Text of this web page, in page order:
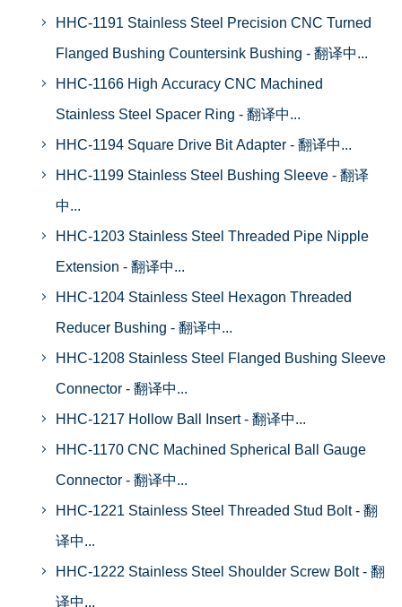
HHC-1191 Stainless Steel Precision CNC Turned
Flanged Bushing Countersink Bushing - 翻译中...
HHC-1166 High Accuracy CNC Machined
Stainless Steel Spacer Ring - 翻译中...
HHC-1194 Square Drive Bit Adapter - 翻译中...
HHC-1199 Stainless Steel Bushing Sleeve - 翻译
中...
HHC-1203 Stainless Steel Threaded Pipe Nipple
Extension - 翻译中...
HHC-1204 Stainless Steel Hexagon Threaded
Reducer Bushing - 翻译中...
HHC-1208 Stainless Steel Flanged Bushing Sleeve
Connector - 翻译中...
HHC-1217 Hollow Ball Insert - 翻译中...
HHC-1170 CNC Machined Spherical Ball Gauge
Connector - 翻译中...
HHC-1221 Stainless Steel Threaded Stud Bolt - 翻
译中...
HHC-1222 Stainless Steel Shoulder Screw Bolt - 翻
译中...